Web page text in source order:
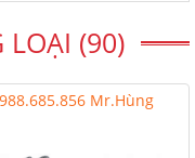
LOẠI (90)
Mr.Hùng